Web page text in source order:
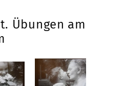
Übungen am